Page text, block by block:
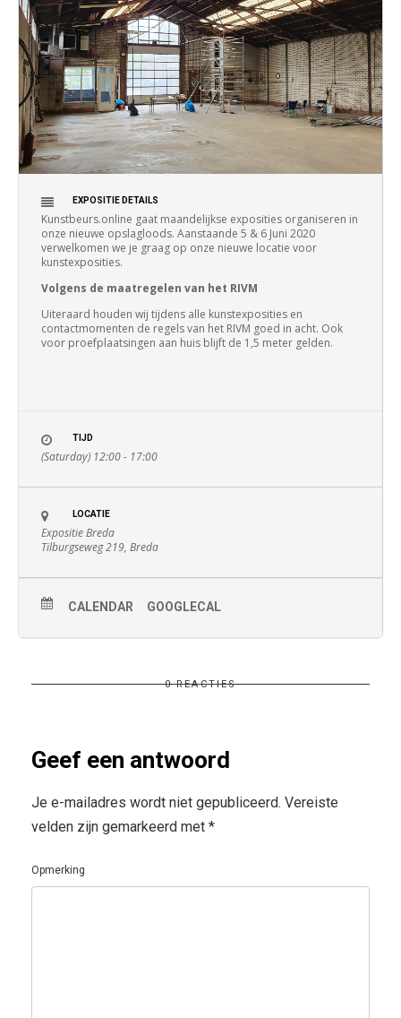
EXPOSITIE DETAILS
Kunstbeurs.online gaat maandelijkse exposities organiseren in
onze nieuwe opslagloods. Aanstaande 5 & 6 Juni 2020
verwelkomen we je graag op onze nieuwe locatie voor
kunstexposities.
Volgens de maatregelen van het RIVM
Uiteraard houden wij tijdens alle kunstexposities en
contactmomenten de regels van het RIVM goed in acht. Ook
voor proefplaatsingen aan huis blijft de 1,5 meter gelden.
TIJD
(Saturday) 12:00 - 17:00
LOCATIE
Expositie Breda
Tilburgseweg 219, Breda
CALENDAR GOOGLECAL
0 REACTIES
Geef een antwoord
Je e-mailadres wordt niet gepubliceerd. Vereiste
velden zijn gemarkeerd met *
Opmerking